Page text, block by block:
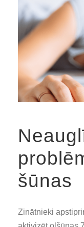
šūnas
Zinātnieki